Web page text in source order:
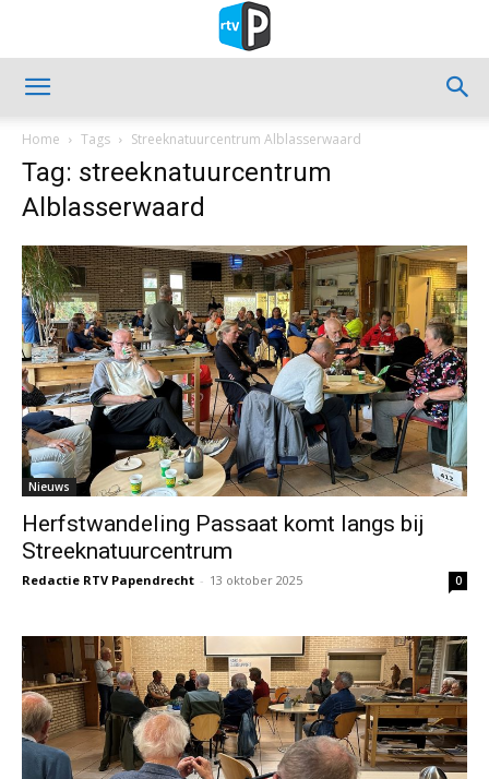
Home Tags Streeknatuurcentrum Alblasserwaard
Tag: streeknatuurcentrum
Alblasserwaard
Nieuws
Herfstwandeling Passaat komt langs bij
Streeknatuurcentrum
Redactie RTV Papendrecht - 13 oktober 2025 0